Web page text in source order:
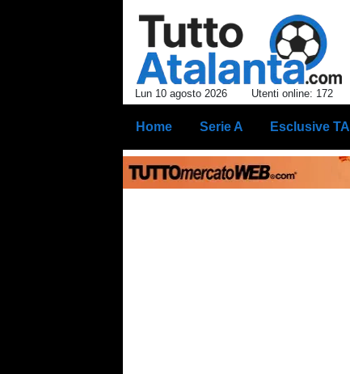
Lun 10 agosto 2026 Utenti online: 172
Home Serie A Esclusive TA